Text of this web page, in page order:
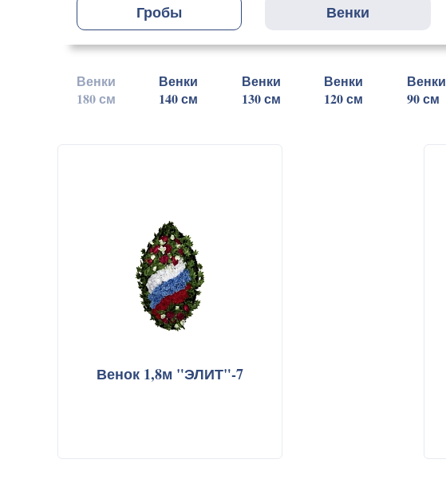
О компании
Ритуальные услуги
Цены
Гробы Венки
Венки
180 см
Венки
140 см
Венки
130 см
Венки
120 см
Венки
90 см
Венок 1,8м "ЭЛИТ"-7